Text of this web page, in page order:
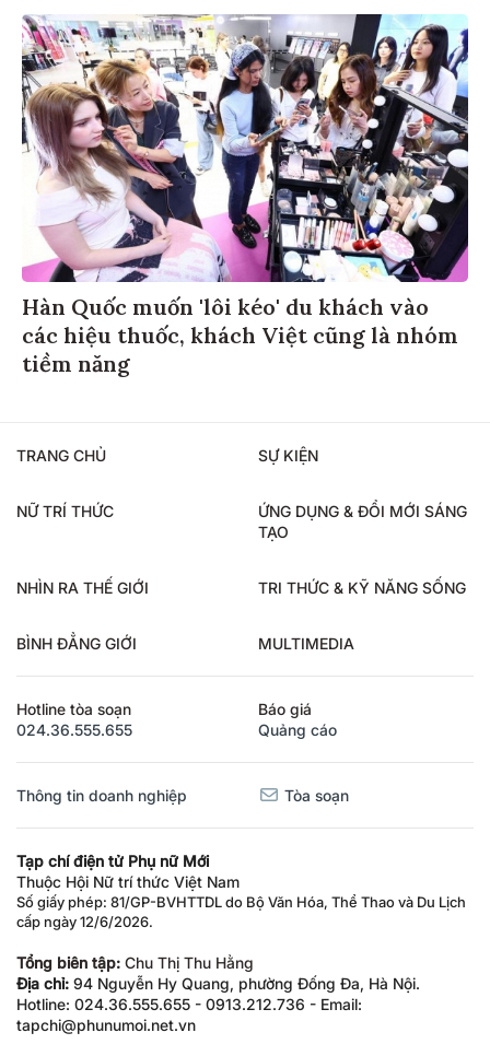
Hàn Quốc muốn 'lôi kéo' du khách vào
các hiệu thuốc, khách Việt cũng là nhóm
tiềm năng
TRANG CHỦ SỰ KIỆN
NỮ TRÍ THỨC
ỨNG DỤNG & ĐỔI MỚI SÁNG
TẠO
NHÌN RA THẾ GIỚI TRI THỨC & KỸ NĂNG SỐNG
BÌNH ĐẲNG GIỚI MULTIMEDIA
Hotline tòa soạn
024.36.555.655
Báo giá
Quảng cáo
Thông tin doanh nghiệp Tòa soạn
Tạp chí điện tử Phụ nữ Mới
Thuộc Hội Nữ trí thức Việt Nam
Số giấy phép: 81/GP-BVHTTDL do Bộ Văn Hóa, Thể Thao và Du Lịch
cấp ngày 12/6/2026.
Tổng biên tập: Chu Thị Thu Hằng
Địa chỉ: 94 Nguyễn Hy Quang, phường Đống Đa, Hà Nội.
Hotline: 024.36.555.655 - 0913.212.736 - Email:
tapchi@phunumoi.net.vn